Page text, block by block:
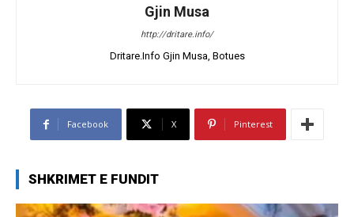
Gjin Musa
http://dritare.info/
Dritare.Info Gjin Musa, Botues
Facebook X Pinterest
SHKRIMET E FUNDIT